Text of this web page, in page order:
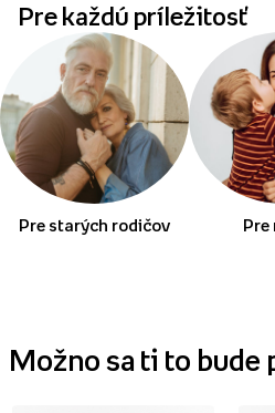
Pre každú príležitosť
Pre starých rodičov Pre
Možno sa ti to bude